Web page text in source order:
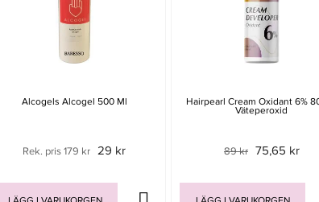
Alcogels Alcogel 500 Ml
Rek. pris 179 kr 29 kr
Hairpearl Cream Oxidant 6%
Väteperoxid
89 kr 75,65 kr